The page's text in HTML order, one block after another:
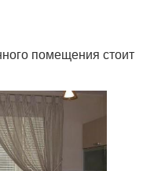
помещения стоит